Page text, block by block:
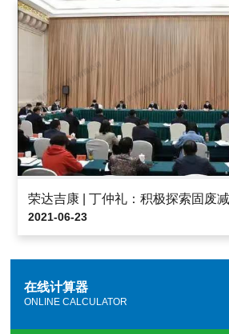
2021-06-23
在线计算器
ONLINE CALCULATOR